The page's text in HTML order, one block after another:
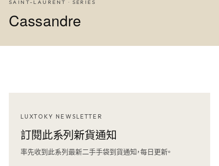
SAINT-LAURENT · SERIES
Cassandre
LUXTOKY NEWSLETTER
訂閱此系列新貨通知
率先收到此系列最新二手手袋到貨通知，每日更新。